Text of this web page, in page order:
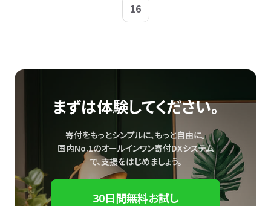
16
まずは体験してください。
寄付をもっとシンプルに、もっと自由に。
国内No.1のオールインワン寄付DXシステム
で、支援をはじめましょう。
30日間無料お試し